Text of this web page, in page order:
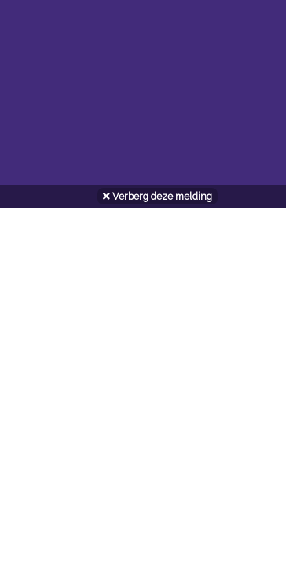
Verberg deze melding